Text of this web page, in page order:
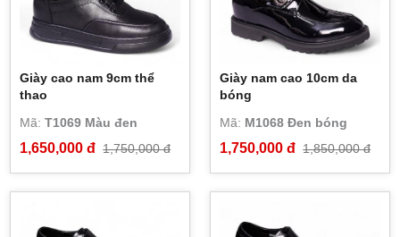
Giày cao nam 9cm thể
thao
Mã:T1069 Màu đen
1,650,000 đ 1,750,000 đ
Giày nam cao 10cm da
bóng
Mã: M1068 Đen bóng
1,750,000 đ 1,850,000 đ